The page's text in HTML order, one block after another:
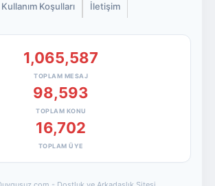
Kullanım Koşulları İletişim
1,065,587
TOPLAM MESAJ
98,593
TOPLAM KONU
16,702
TOPLAM ÜYE